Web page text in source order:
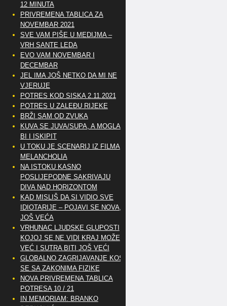
12 MINUTA
PRIVREMENA TABLICA ZA
NOVEMBAR 2021
SVE VAM PIŠE U MEDIJMA –
VRH SANTE LEDA
EVO VAM NOVEMBAR I
DECEMBAR
JEL IMA JOŠ NETKO DA MI NE
VJERUJE
POTRES KOD SISKA 2.11.2021
POTRES U ZALEĐU RIJEKE
BRŽI SAM OD ZVUKA
KUVA SE JUVA/SUPA, A MOGLA
BI I ISKIPIT
U TOKU JE SCENARIJ IZ FILMA
MELANCHOLIA
NA ISTOKU KASNO
POSLIJEPODNE SAKRIVAJU
DIVA NAD HORIZONTOM
KAD MISLIŠ DA SI VIDIO SVE
IDIOTARIJE – POJAVI SE NOVA,..
JOŠ VEĆA
VRHUNAC LJUDSKE GLUPOSTI
KOJOJ SE NE VIDI KRAJ MOŽE
VEĆ I SUTRA BITI JOŠ VEĆI
GLOBALNO ZAGRIJAVANJE KOSI
SE SA ZAKONIMA FIZIKE
NOVA PRIVREMENA TABLICA
POTRESA 10 / 21
IN MEMORIAM: BRANKO